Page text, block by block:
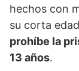
hechos con
su corta
prohíbe la
13 años.